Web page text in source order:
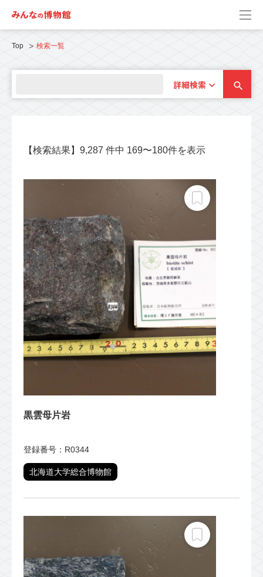
Top 検索一覧
詳細検索
【検索結果】9,287 件中 169〜180件を表示
黒雲母片岩
登録番号：R0344
北海道大学総合博物館